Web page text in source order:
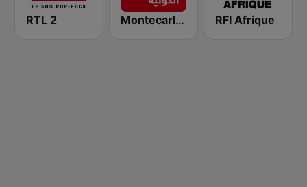
RTL 2 Montecarlo al doualiya (مونت كارلو الدولية) RFI Afrique